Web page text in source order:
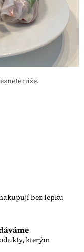
níže.
bez lepku
kterým